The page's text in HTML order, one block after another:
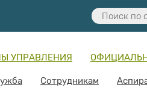
УПРАВЛЕНИЯ
Сотрудникам